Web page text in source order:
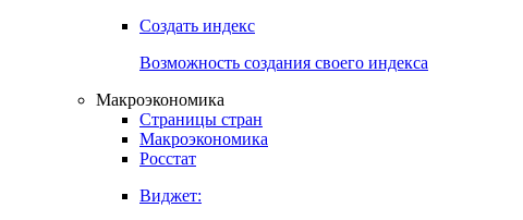
Создать индекс
Возможность создания своего индекса
Макроэкономика
Страницы стран
Макроэкономика
Росстат
Виджет: